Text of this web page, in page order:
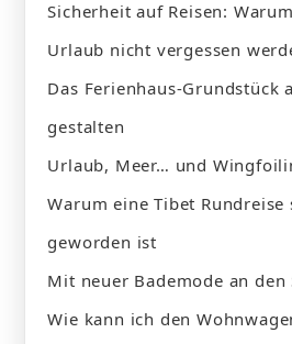
Sicherheit auf Reisen:
Urlaub nicht vergessen
Das Ferienhaus-Grundstück
gestalten
Urlaub, Meer… und
Warum eine Tibet Rundreise
geworden ist
Mit neuer Bademode an den
Wie kann ich den